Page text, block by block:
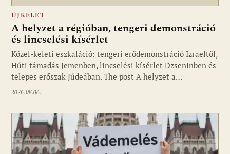
ÚJKELET
A helyzet a régióban, tengeri demonstráció
és lincselési kísérlet
Közel-keleti eszkaláció: tengeri erődemonstráció Izraeltől,
Húti támadás Jemenben, lincselési kísérlet Dzseninben és
telepes erőszak Júdeában. The post A helyzet a…
2026.08.06.